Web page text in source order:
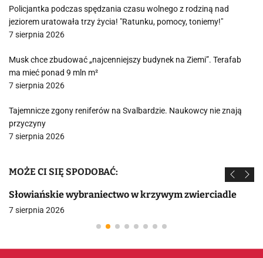
Policjantka podczas spędzania czasu wolnego z rodziną nad
jeziorem uratowała trzy życia! "Ratunku, pomocy, toniemy!"
7 sierpnia 2026
Musk chce zbudować „najcenniejszy budynek na Ziemi”. Terafab
ma mieć ponad 9 mln m²
7 sierpnia 2026
Tajemnicze zgony reniferów na Svalbardzie. Naukowcy nie znają
przyczyny
7 sierpnia 2026
MOŻE CI SIĘ SPODOBAĆ:
Słowiańskie wybraniectwo w krzywym zwierciadle
7 sierpnia 2026